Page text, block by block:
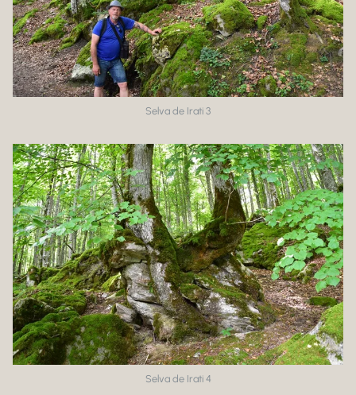
Selva de Irati 3
Selva de Irati 4